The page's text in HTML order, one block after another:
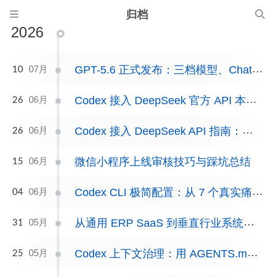
归档
2026
10 07月 GPT-5.6 正式发布：三档模型、ChatGPT 与 Codex 新变化，以及该怎么选
26 06月 Codex 接入 DeepSeek 官方 API 本地代理工具下载
26 06月 Codex 接入 DeepSeek API 指南：官方订阅和第三方并行，缓存命中 95%+
15 06月 微信小程序上线审核技巧与踩坑总结
04 06月 Codex CLI 极简配置：从 7 个真实痛点到一套够用的配置
31 05月 从通用 ERP SaaS 到垂直行业系统：一次工程复用实践总结
25 05月 Codex 上下文治理：用 AGENTS.md 规范项目规则